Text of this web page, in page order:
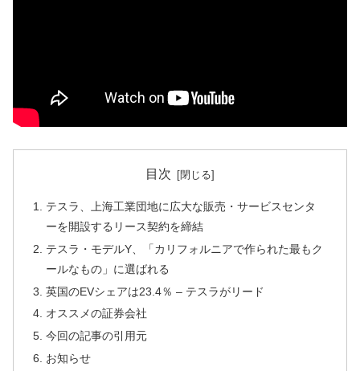
目次
テスラ、上海工業団地に広大な販売・サービスセンタ
ーを開設するリース契約を締結
テスラ・モデルY、「カリフォルニアで作られた最もク
ールなもの」に選ばれる
英国のEVシェアは23.4％ – テスラがリード
オススメの証券会社
今回の記事の引用元
お知らせ